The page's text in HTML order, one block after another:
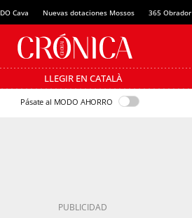
DO Cava Nuevas dotaciones Mossos 365 Obrador
LLEGIR EN CATALÀ
Pásate al MODO AHORRO